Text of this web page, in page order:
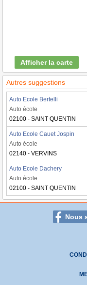
Afficher la carte
Autres suggestions
Auto Ecole Bertelli
Auto école
02100 - SAINT QUENTIN
Auto Ecole Cauet Jospin
Auto école
02140 - VERVINS
Auto Ecole Dachery
Auto école
02100 - SAINT QUENTIN
Nous